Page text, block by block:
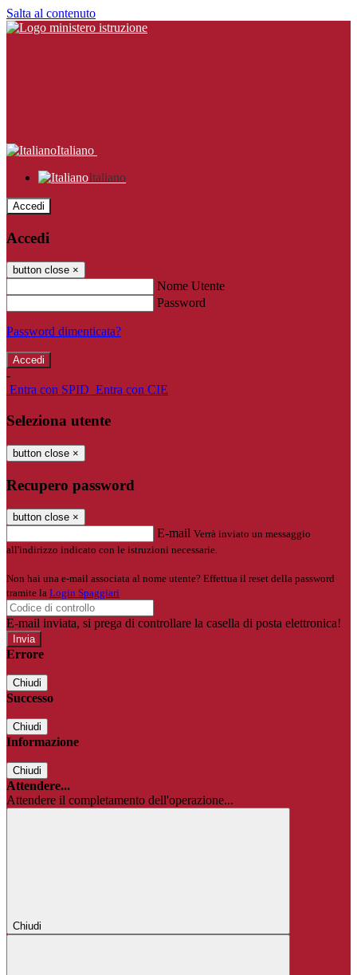
Salta al contenuto
Italiano
Italiano
Accedi
Accedi
button close ×
Nome Utente
Password
Password dimenticata?
-
Entra con SPID Entra con CIE
Seleziona utente
button close ×
Recupero password
button close ×
E-mail Verrà inviato un messaggio
all'indirizzo indicato con le istruzioni necessarie.
Non hai una e-mail associata al nome utente? Effettua il reset della password
tramite la Login Spaggiari
E-mail inviata, si prega di controllare la casella di posta elettronica!
Errore
Chiudi
Successo
Chiudi
Informazione
Chiudi
Attendere...
Attendere il completamento dell'operazione...
Chiudi